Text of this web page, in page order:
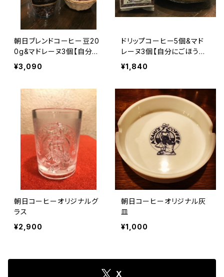
朝日ブレンドコーヒー豆20
0g&マドレーヌ3個【自分に
ごほうび】
¥3,090
ドリップコーヒー5個&マド
レーヌ3個【自分にごほう
び】
¥1,840
朝日コーヒーオリジナルグ
ラス
¥2,900
朝日コーヒーオリジナル灰
皿
¥1,000
X